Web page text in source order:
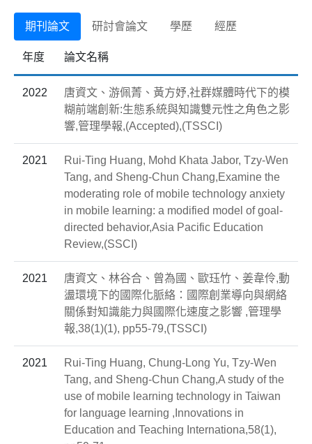
期刊論文 研討會論文 學歷 經歷
年度 論文名稱
2022
唐資文、游佩菁、黃方妤,社群媒體時代下的模
糊前端創新:生態系統與知識雙元性之角色之影
響,管理學報,(Accepted),(TSSCI)
2021
Rui-Ting Huang, Mohd Khata Jabor, Tzy-Wen
Tang, and Sheng-Chun Chang,Examine the
moderating role of mobile technology anxiety
in mobile learning: a modified model of goal-
directed behavior,Asia Pacific Education
Review,(SSCI)
2021
唐資文、林谷合、曾為國、歐珏竹、姜韋伶,動
盪環境下的國際化脈絡：國際創業導向與網絡
關係對知識能力與國際化速度之影響 ,管理學
報,38(1)(1), pp55-79,(TSSCI)
2021
Rui-Ting Huang, Chung-Long Yu, Tzy-Wen
Tang, and Sheng-Chun Chang,A study of the
use of mobile learning technology in Taiwan
for language learning ,Innovations in
Education and Teaching Internationa,58(1),